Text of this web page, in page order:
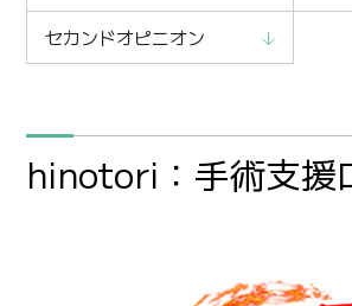
セカンドオピニオン
hinotori：手術支援